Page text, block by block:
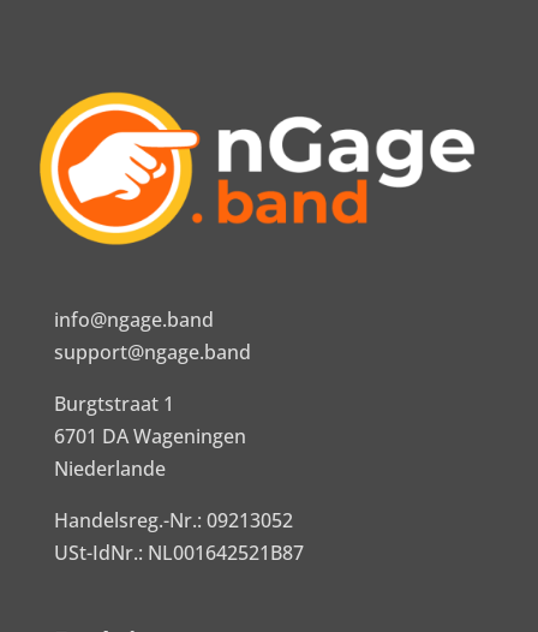
info@ngage.band
support@ngage.band
Burgtstraat 1
6701 DA Wageningen
Niederlande
Handelsreg.-Nr.: 09213052
USt-IdNr.: NL001642521B87